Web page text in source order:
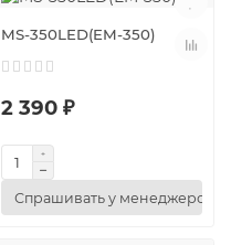
MS-350LED(EM-350)
2 390 ₽
Спрашивать у менеджеров